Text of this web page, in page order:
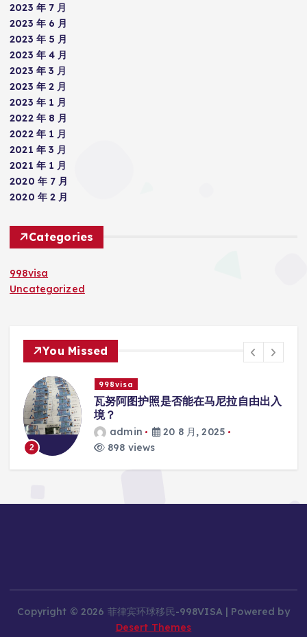
2023 年 7 月
2023 年 6 月
2023 年 5 月
2023 年 4 月
2023 年 3 月
2023 年 2 月
2023 年 1 月
2022 年 8 月
2022 年 1 月
2021 年 3 月
2021 年 1 月
2020 年 7 月
2020 年 2 月
Categories
998visa
Uncategorized
You Missed
马尼拉自由出入
, 2025
3
瓦努阿图护照是否能在马
admin
Copyright © 2026 菲律宾环球移民-998VISA | Powered by
Desert Themes